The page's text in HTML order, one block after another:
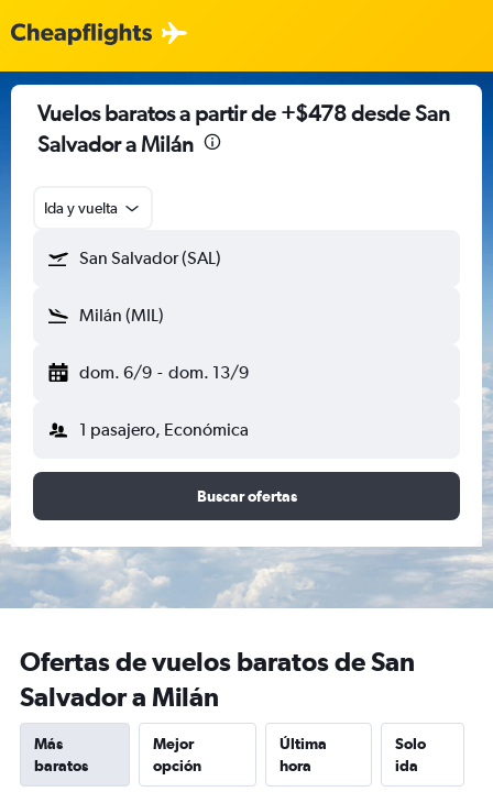
Vuelos baratos a partir de +$478 desde San
Salvador a Milán
Ida y vuelta
San Salvador (SAL)
Milán (MIL)
dom. 6/9 - dom. 13/9
1 pasajero, Económica
Buscar ofertas
Ofertas de vuelos baratos de San
Salvador a Milán
Más
baratos
Mejor
opción
Última
hora
Solo
ida